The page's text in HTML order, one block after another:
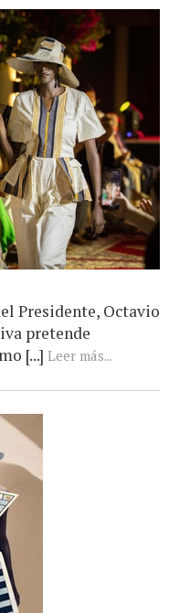
Presidente, Octavio
pretende
[...] Leer más...